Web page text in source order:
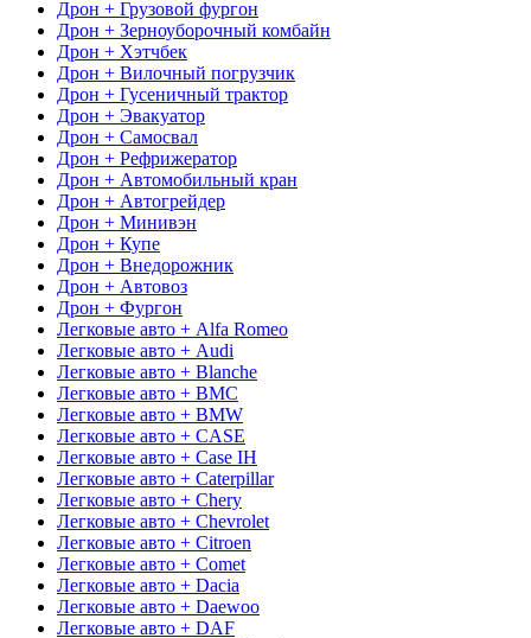
Дрон + Грузовой фургон
Дрон + Зерноуборочный комбайн
Дрон + Хэтчбек
Дрон + Вилочный погрузчик
Дрон + Гусеничный трактор
Дрон + Эвакуатор
Дрон + Самосвал
Дрон + Рефрижератор
Дрон + Автомобильный кран
Дрон + Автогрейдер
Дрон + Минивэн
Дрон + Купе
Дрон + Внедорожник
Дрон + Автовоз
Дрон + Фургон
Легковые авто + Alfa Romeo
Легковые авто + Audi
Легковые авто + Blanche
Легковые авто + BMC
Легковые авто + BMW
Легковые авто + CASE
Легковые авто + Case IH
Легковые авто + Caterpillar
Легковые авто + Chery
Легковые авто + Chevrolet
Легковые авто + Citroen
Легковые авто + Comet
Легковые авто + Dacia
Легковые авто + Daewoo
Легковые авто + DAF